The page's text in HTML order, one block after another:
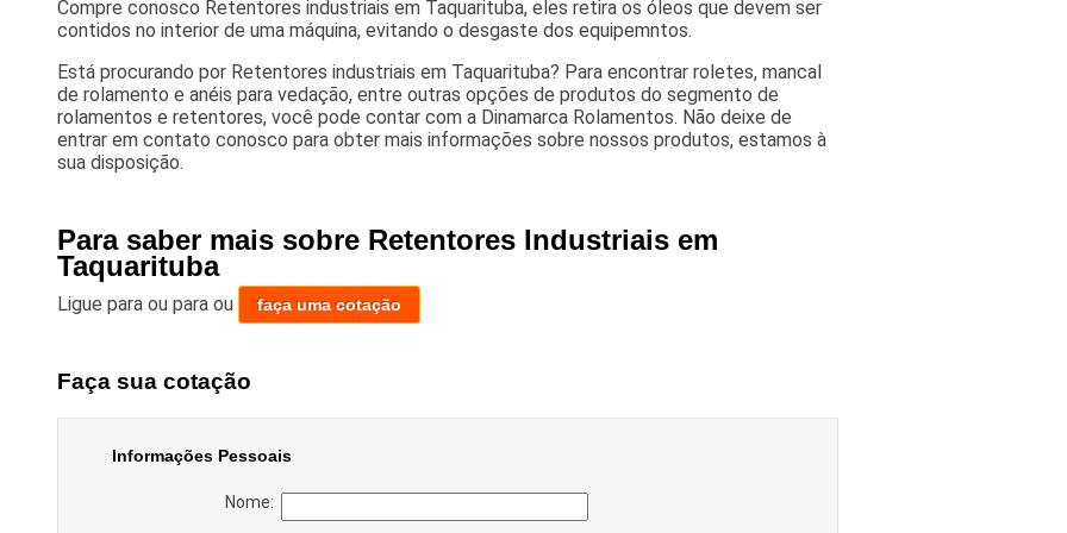
Compre conosco Retentores industriais em Taquarituba, eles retira os óleos que devem ser
contidos no interior de uma máquina, evitando o desgaste dos equipemntos.
Está procurando por Retentores industriais em Taquarituba? Para encontrar roletes, mancal
de rolamento e anéis para vedação, entre outras opções de produtos do segmento de
rolamentos e retentores, você pode contar com a Dinamarca Rolamentos. Não deixe de
entrar em contato conosco para obter mais informações sobre nossos produtos, estamos à
sua disposição.
Para saber mais sobre Retentores Industriais em
Taquarituba
Ligue para ou para ou faça uma cotação
Faça sua cotação
Informações Pessoais
Nome: